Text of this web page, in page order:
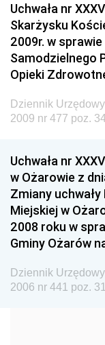
Elektronicznej
Dziennik
Administracji
Dziennik
Dziennik
Dziennik
Dziennik
Dziennik
Dziennik
Sportu
Dziennik
Dziennik
Dziennik
Uchwała nr
Skarżysku
2009r. w
Samodzielnego
Opieki
Dziennik
2009 nr 477 poz.
Uchwała nr
w Ożarowie z
Zmiany
Miejskiej w
2008 roku w
Gminy Ożarów
Dziennik
2006 nr 441 poz.